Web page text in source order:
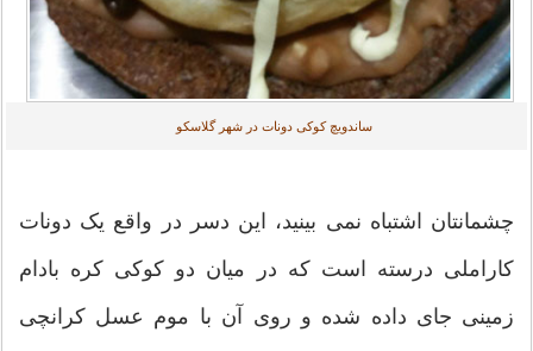
ساندویچ کوکی دونات در شهر گلاسکو
چشمانتان اشتباه نمی بینید، این دسر در واقع یک دونات
کاراملی درسته است که در میان دو کوکی کره بادام
زمینی جای داده شده و روی آن با موم عسل کرانچی